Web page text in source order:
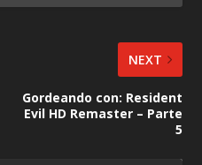
NEXT
Gordeando con: Resident
Evil HD Remaster – Parte
5